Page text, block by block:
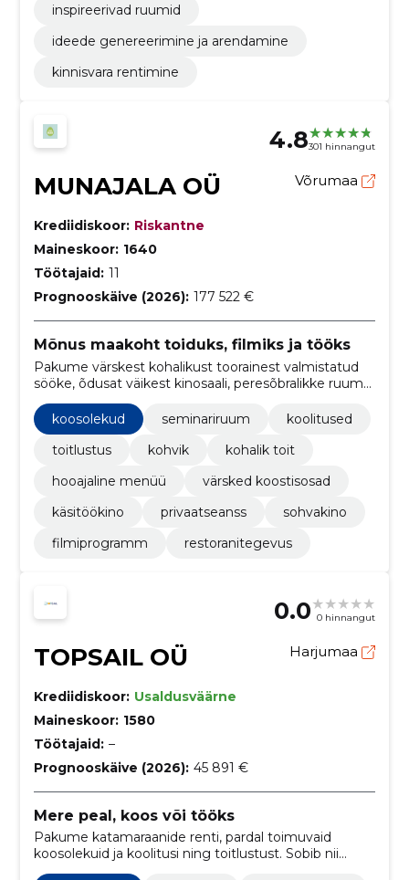
inspireerivad ruumid
ideede genereerimine ja arendamine
kinnisvara rentimine
4.8301 hinnangut
MUNAJALA OÜ Võrumaa
Krediidiskoor: Riskantne
Maineskoor: 1640
Töötajaid: 11
Prognooskäive (2026): 177 522 €
Mõnus maakoht toiduks, filmiks ja tööks
Pakume värskest kohalikust toorainest valmistatud
sööke, õdusat väikest kinosaali, peresõbralikke ruume,
inimesele.
koosolekud seminariruum
koolitused
toitlustus
kohvik
kohalik toit
hooajaline menüü
värsked koostisosad
käsitöökino
privaatseanss
sohvakino
filmiprogramm
restoranitegevus
0.0 0 hinnangut
TOPSAIL OÜ Harjumaa
Krediidiskoor: Usaldusväärne
Maineskoor: 1580
Töötajaid: –
Prognooskäive (2026): 45 891 €
Mere peal, koos või tööks
Pakume katamaraanide renti, pardal toimuvaid
koosolekuid ja koolitusi ning toitlustust. Sobib nii
sõpruskondadele kui ka ettevõtetele.